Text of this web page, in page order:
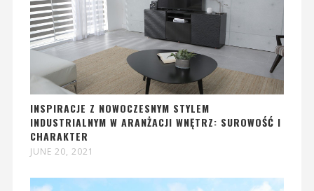
INSPIRACJE Z NOWOCZESNYM STYLEM
INDUSTRIALNYM W ARANŻACJI WNĘTRZ: SUROWOŚĆ I
CHARAKTER
JUNE 20, 2021